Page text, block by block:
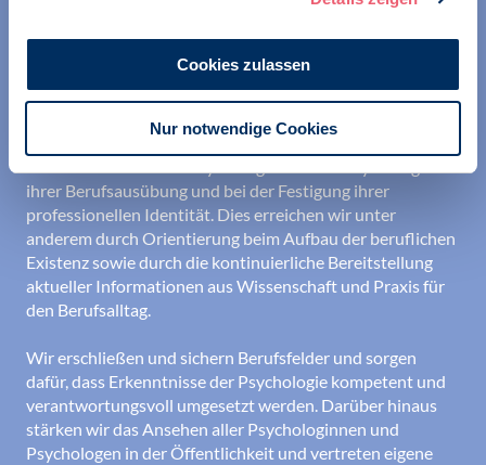
Cookies zulassen
Nur notwendige Cookies
ihrer Berufsausübung und bei der Festigung ihrer
professionellen Identität. Dies erreichen wir unter
anderem durch Orientierung beim Aufbau der beruflichen
Existenz sowie durch die kontinuierliche Bereitstellung
aktueller Informationen aus Wissenschaft und Praxis für
den Berufsalltag.
Wir erschließen und sichern Berufsfelder und sorgen
dafür, dass Erkenntnisse der Psychologie kompetent und
verantwortungsvoll umgesetzt werden. Darüber hinaus
stärken wir das Ansehen aller Psychologinnen und
Psychologen in der Öffentlichkeit und vertreten eigene